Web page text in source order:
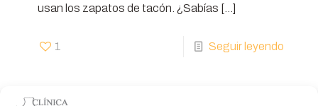
usan los zapatos de tacón. ¿Sabías […]
1 Seguir leyendo